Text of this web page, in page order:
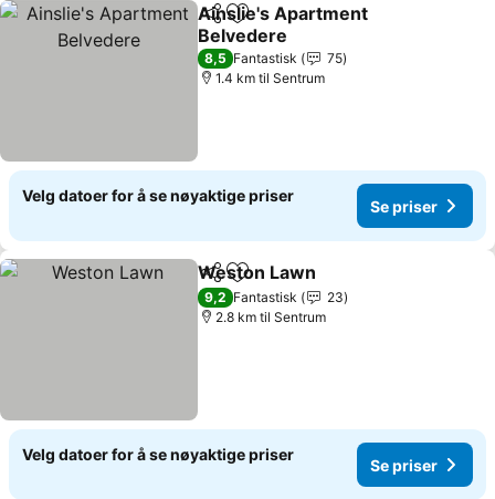
Del Legg til i favoritter
Ainslie's Apartment
Belvedere
Se priser
8,5 Fantastisk
75
1.4 km til Sentrum
Velg datoer for å se nøyaktige priser
Se priser
Del Legg til i favoritter
Weston Lawn
9,2 Fantastisk
23
2.8 km til Sentrum
Velg datoer for å se nøyaktige priser
Se priser